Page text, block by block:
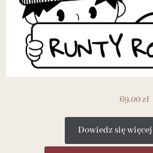
69.00zł
Dowiedz się więcej